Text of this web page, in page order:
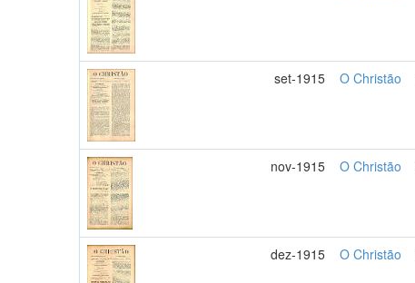
set-1915 O Christão
nov-1915 O Christão
dez-1915 O Christão